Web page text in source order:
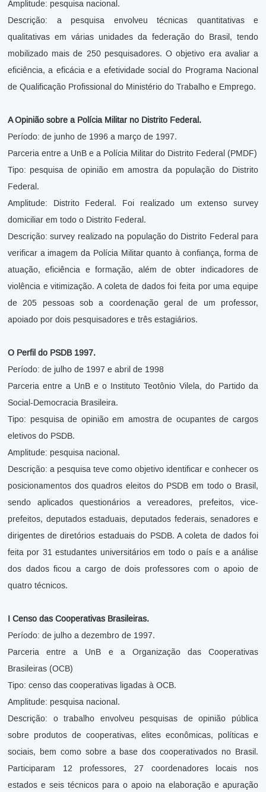
Amplitude: pesquisa nacional.
Descrição: a pesquisa envolveu técnicas quantitativas e
qualitativas em várias unidades da federação do Brasil, tendo
mobilizado mais de 250 pesquisadores. O objetivo era avaliar a
eficiência, a eficácia e a efetividade social do Programa Nacional
de Qualificação Profissional do Ministério do Trabalho e Emprego.
A Opinião sobre a Polícia Militar no Distrito Federal.
Período: de junho de 1996 a março de 1997.
Parceria entre a UnB e a Polícia Militar do Distrito Federal (PMDF)
Tipo: pesquisa de opinião em amostra da população do Distrito
Federal.
Amplitude: Distrito Federal. Foi realizado um extenso survey
domiciliar em todo o Distrito Federal.
Descrição: survey realizado na população do Distrito Federal para
verificar a imagem da Polícia Militar quanto à confiança, forma de
atuação, eficiência e formação, além de obter indicadores de
violência e vitimização. A coleta de dados foi feita por uma equipe
de 205 pessoas sob a coordenação geral de um professor,
apoiado por dois pesquisadores e três estagiários.
O Perfil do PSDB 1997.
Período: de julho de 1997 e abril de 1998
Parceria entre a UnB e o Instituto Teotônio Vilela, do Partido da
Social-Democracia Brasileira.
Tipo: pesquisa de opinião em amostra de ocupantes de cargos
eletivos do PSDB.
Amplitude: pesquisa nacional.
Descrição: a pesquisa teve como objetivo identificar e conhecer os
posicionamentos dos quadros eleitos do PSDB em todo o Brasil,
sendo aplicados questionários a vereadores, prefeitos, vice-
prefeitos, deputados estaduais, deputados federais, senadores e
dirigentes de diretórios estaduais do PSDB. A coleta de dados foi
feita por 31 estudantes universitários em todo o país e a análise
dos dados ficou a cargo de dois professores com o apoio de
quatro técnicos.
I Censo das Cooperativas Brasileiras.
Período: de julho a dezembro de 1997.
Parceria entre a UnB e a Organização das Cooperativas
Brasileiras (OCB)
Tipo: censo das cooperativas ligadas à OCB.
Amplitude: pesquisa nacional.
Descrição: o trabalho envolveu pesquisas de opinião pública
sobre produtos de cooperativas, elites econômicas, políticas e
sociais, bem como sobre a base dos cooperativados no Brasil.
Participaram 12 professores, 27 coordenadores locais nos
estados e seis técnicos para o apoio na elaboração e apuração